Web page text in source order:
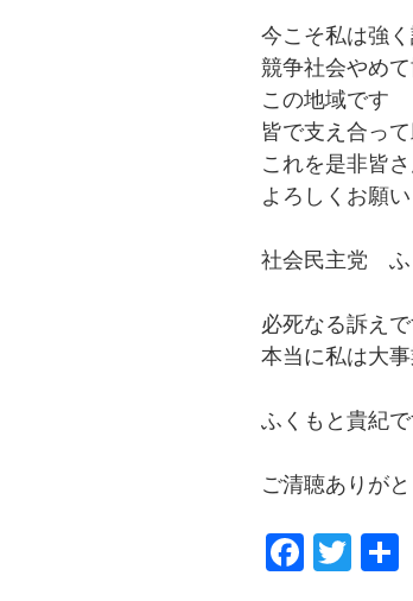
今こそ私は強
競争社会やめ
この地域です
皆で支え合っ
これを是非皆
よろしくお願
社会民主党 ふ
必死なる訴え
本当に私は大
ふくもと貴紀
ご清聴ありが
F
T